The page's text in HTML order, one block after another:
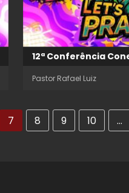
12ª Conferência
Pastor Rafael Luiz
7 8 9 10 …